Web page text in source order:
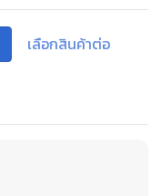
เลือกสินค้าต่อ